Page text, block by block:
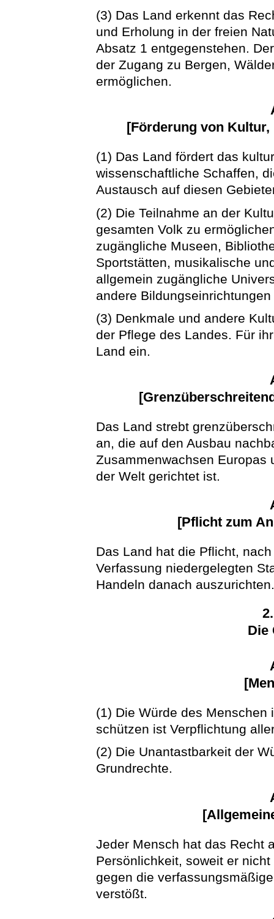
(3) Das Land erkennt das
und Erholung in der freien
Absatz 1 entgegenstehen.
der Zugang zu Bergen,
ermöglichen.
[Förderung von
(1) Das Land fördert das
wissenschaftliche Schaffen,
Austausch auf diesen
(2) Die Teilnahme an der
gesamten Volk zu
zugängliche Museen,
Sportstätten, musikalische
allgemein zugängliche
andere
(3) Denkmale und andere
der Pflege des Landes. Für
Land ein.
Das Land strebt
an, die auf den Ausbau
Zusammenwachsen Europas
der Welt gerichtet ist.
[Pflicht zum
Das Land hat die Pflicht,
Verfassung niedergelegten
Handeln danach
Die
(1) Die Würde des
schützen ist Verpflichtung
(2) Die Unantastbarkeit der
Grundrechte.
Jeder Mensch hat das Recht
Persönlichkeit, soweit er
gegen die
verstößt.